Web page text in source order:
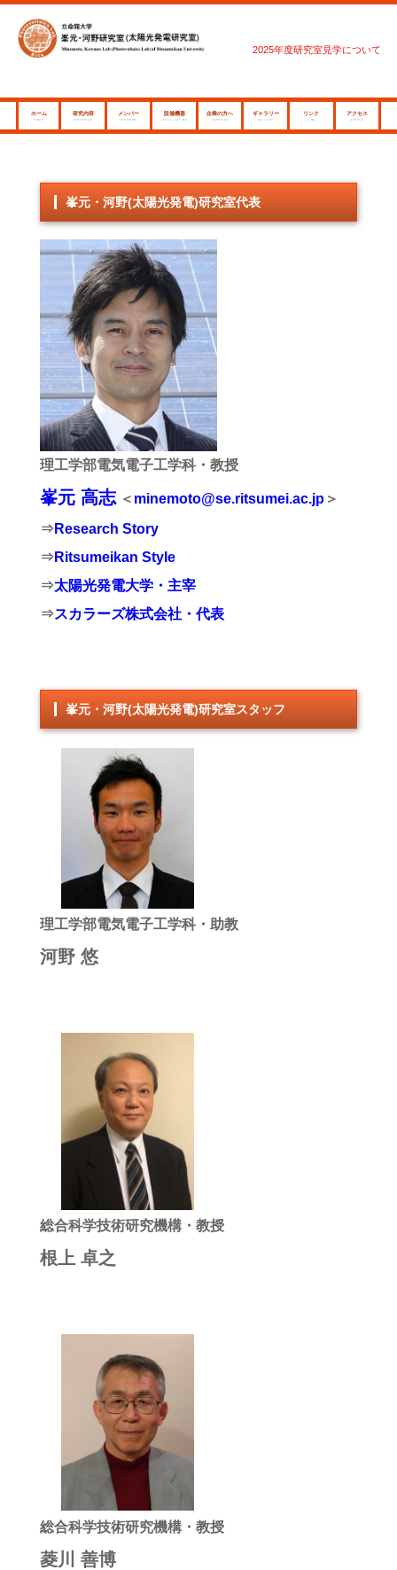
2025年度研究室見学について
ホーム
HOME
研究内容
RESEARCH
メンバー
MEMBER
設備機器
INSTALLATION
企業の方へ
COMPANY
ギャラリー
GALLERY
リンク
LINK
アクセス
ACCESS
峯元・河野(太陽光発電)研究室代表
理工学部電気電子工学科・教授
峯元 高志＜ minemoto@se.ritsumei.ac.jp＞
⇒ Research Story
⇒ Ritsumeikan Style
⇒太陽光発電大学・主宰
⇒スカラーズ株式会社・代表
峯元・河野(太陽光発電)研究室スタッフ
理工学部電気電子工学科・助教
河野 悠
総合科学技術研究機構・教授
根上 卓之
総合科学技術研究機構・教授
菱川 善博